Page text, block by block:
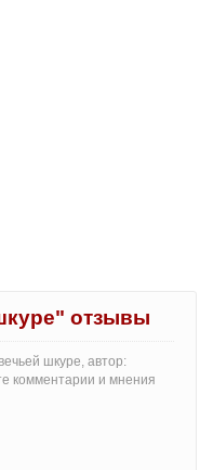
отзывы
шкуре, автор:
комментарии и мнения